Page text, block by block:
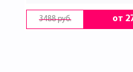
3488 руб. от